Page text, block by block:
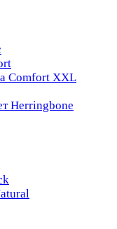
Comfort XXL
Herringbone